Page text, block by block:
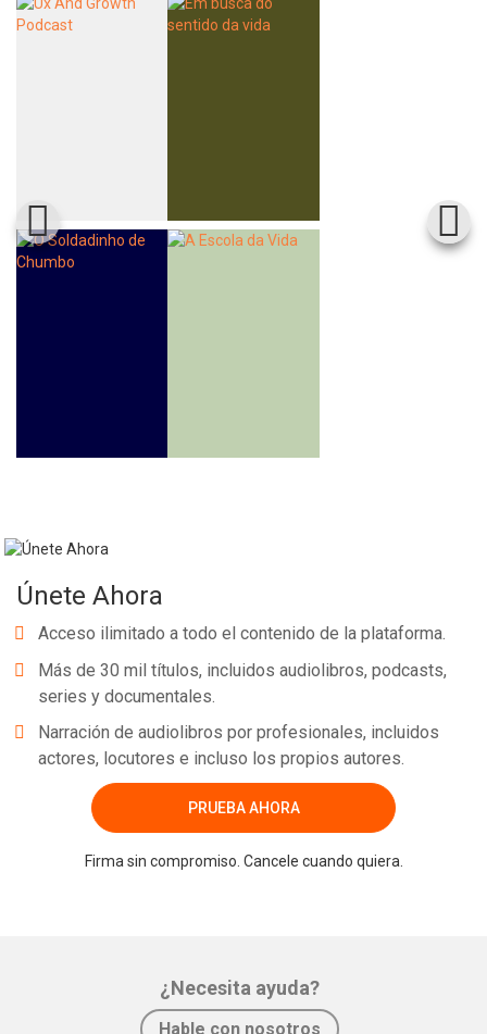
Únete Ahora
Acceso ilimitado a todo el contenido de la plataforma.
Más de 30 mil títulos, incluidos audiolibros, podcasts,
series y documentales.
Narración de audiolibros por profesionales, incluidos
actores, locutores e incluso los propios autores.
PRUEBA AHORA
Firma sin compromiso. Cancele cuando quiera.
¿Necesita ayuda?
Hable con nosotros